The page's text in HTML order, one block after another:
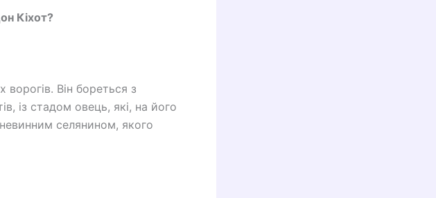
Кіхот?
Він бореться з
із стадом овець, які, на його
селянином, якого